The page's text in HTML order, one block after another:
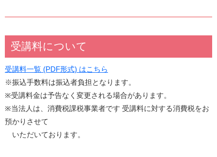
受講料について
受講料一覧 (PDF形式) はこちら
※振込手数料は振込者負担となります。
※受講料金は予告なく変更される場合があります。
※当法人は、消費税課税事業者です 受講料に対する消費税をお
預かりさせて
いただいております。